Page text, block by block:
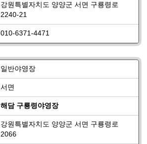
강원특별자치도 양양군 서면 구룡령로
2240-21
010-6371-4471
일반야영장
서면
해담 구룡령야영장
강원특별자치도 양양군 서면 구룡령로
2066